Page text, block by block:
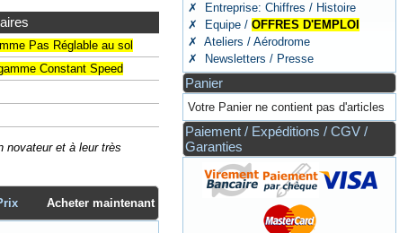
Pas Réglable au sol
Constant Speed
novateur et à leur très
Acheter maintenant
✗ Entreprise: Chiffres / Histoire
✗ Equipe /OFFRES D'EMPLOI
✗ Ateliers / Aérodrome
✗ Newsletters / Presse
Panier
Votre Panier ne contient pas d'articles
Paiement / Expéditions / CGV /
Garanties